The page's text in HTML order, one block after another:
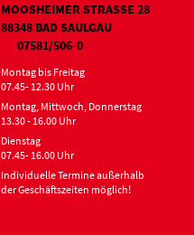
MOOSHEIMER STRASSE 28
88348 BAD SAULGAU
07581/506-0
Montag bis Freitag
07.45- 12.30 Uhr
Montag, Mittwoch, Donnerstag
13.30 - 16.00 Uhr
Dienstag
07.45- 16.00 Uhr
Individuelle Termine außerhalb
der Geschäftszeiten möglich!